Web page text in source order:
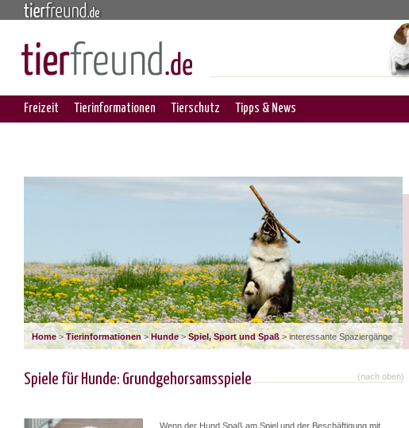
Freizeit Tierinformationen Tierschutz Tipps & News
Home>Tierinformationen>Hunde>Spiel, Sport und Spaß> interessante Spaziergänge
Spiele für Hunde: Grundgehorsamsspiele (nach oben)
Wenn der Hund Spaß am Spiel und der Beschäftigung mit